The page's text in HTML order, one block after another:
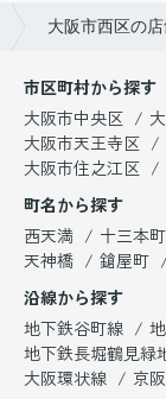
大阪市西区の
市区町村から探す
大阪市中央区
大阪市天王寺区
大阪市住之江区
町名から探す
西天満
十三本町
天神橋
鎗屋町
沿線から探す
地下鉄谷町線
地下鉄長堀鶴見緑
大阪環状線
京